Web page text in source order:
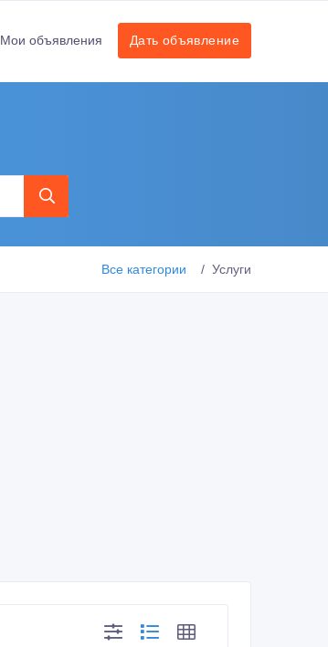
Мои объявления Дать объявление
Все категории Услуги